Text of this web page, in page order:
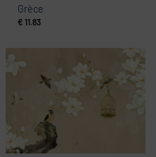
Grèce
€ 11.83